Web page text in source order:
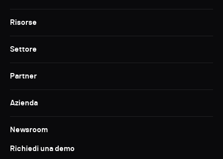
Risorse
Settore
Partner
Azienda
Newsroom
Richiedi una demo